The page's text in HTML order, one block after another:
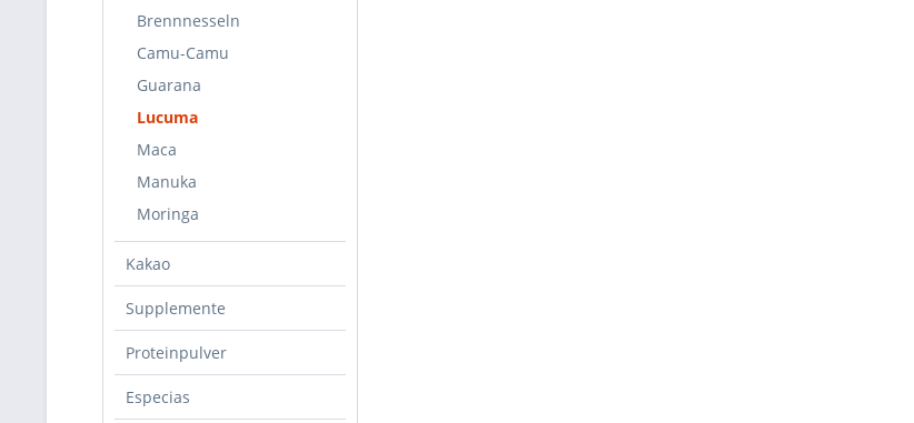
Brennnesseln
Camu-Camu
Guarana
Lucuma
Maca
Manuka
Moringa
Kakao
Supplemente
Proteinpulver
Especias